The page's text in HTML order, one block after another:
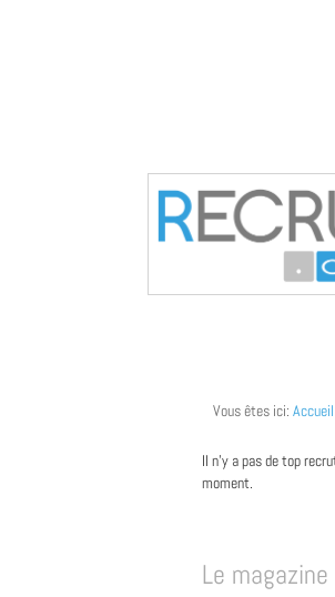
Vous êtes ici: Accueil
Il n'y a pas de top
moment.
Le magazine